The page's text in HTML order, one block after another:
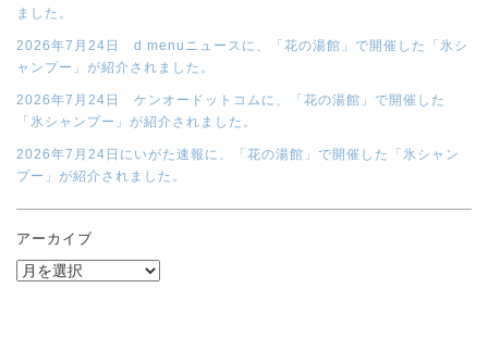
ました。
2026年7月24日 d menuニュースに、「花の湯館」で開催した「氷シ
ャンプー」が紹介されました。
2026年7月24日 ケンオードットコムに、「花の湯館」で開催した
「氷シャンプー」が紹介されました。
2026年7月24日にいがた速報に、「花の湯館」で開催した「氷シャン
プー」が紹介されました。
アーカイブ